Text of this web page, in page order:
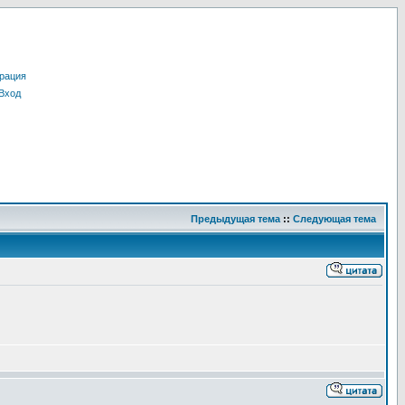
Предыдущая тема :: Следующая тема